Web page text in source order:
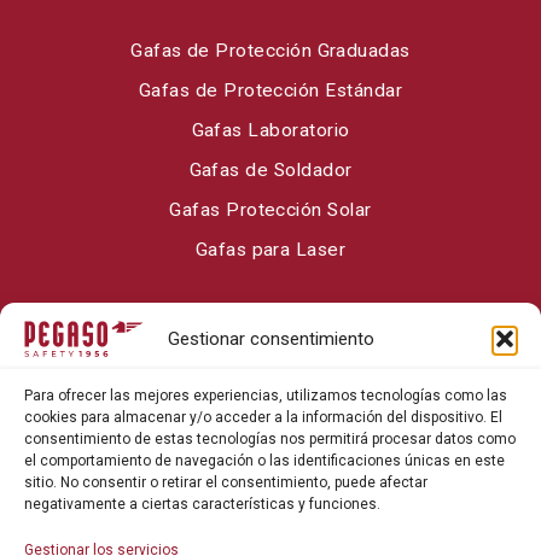
Gestionar consentimiento
Para ofrecer las mejores experiencias, utilizamos tecnologías como las
cookies para almacenar y/o acceder a la información del dispositivo. El
consentimiento de estas tecnologías nos permitirá procesar datos como
el comportamiento de navegación o las identificaciones únicas en este
sitio. No consentir o retirar el consentimiento, puede afectar
negativamente a ciertas características y funciones.
Gestionar los servicios
Gafas de Protección Graduadas
Gafas de Protección Estándar
Gafas Laboratorio
Gafas de Soldador
Gafas Protección Solar
Gafas para Laser
Sobre Pegaso Safety
Blog